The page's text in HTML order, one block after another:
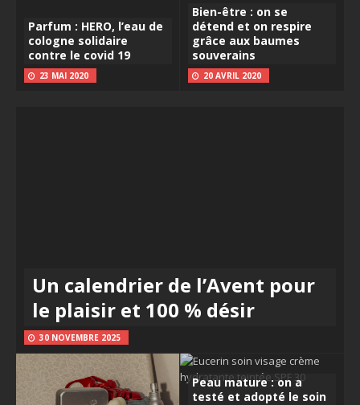
Parfum : HERO, l’eau de
cologne solidaire
contre le covid 19
23 MAI 2020
Bien-être : on se
détend et on respire
grâce aux baumes
souverains
20 AVRIL 2020
Un calendrier de l’Avent pour
le plaisir et 100 % désir
30 NOVEMBRE 2025
Peau mature : on a
testé et adopté le soin